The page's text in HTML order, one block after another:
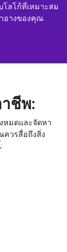
ลโก้ที่เหมาะสม
อางของคุณ
ชีพ:
หมดและจัดหา
ควรสื่อถึงสิ่ง